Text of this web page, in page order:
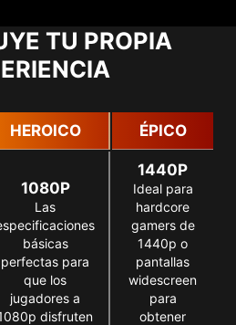
TU PROPIA
HEROICO ÉPICO
1080P
Las
básicas
perfectas para
que los
jugadores a
disfruten
1440P
Ideal para
hardcore
gamers de
1440p o
pantallas
widescreen
para
obtener